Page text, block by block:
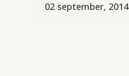
02 september, 2014